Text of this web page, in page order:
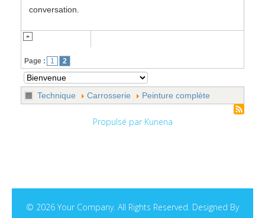
conversation.
Page : 1 2
Technique Carrosserie Peinture complète
Propulsé par Kunena
© 2026 Your Company. All Rights Reserved. Designed By